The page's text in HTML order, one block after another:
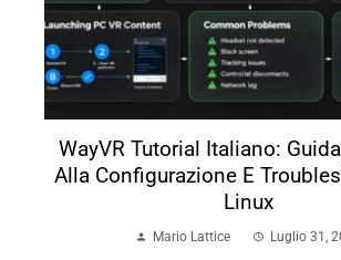
WayVR Tutorial Italiano:
Alla Configurazione E
Linux
Mario Lattice Luglio 31,